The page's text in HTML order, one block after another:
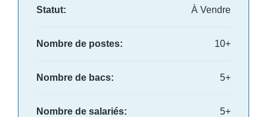
Statut: À Vendre
Nombre de postes: 10+
Nombre de bacs: 5+
Nombre de salariés: 5+